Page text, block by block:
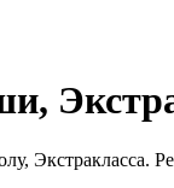
Экстракласса.